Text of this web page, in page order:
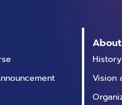
History
Vision